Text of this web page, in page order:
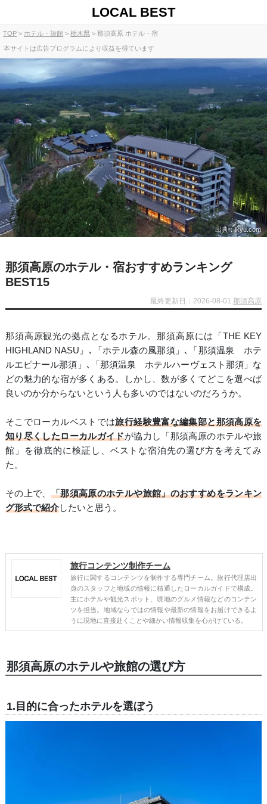
LOCAL BEST
TOP ホテル・旅館 栃木県 那須高原 ホテル・宿
本サイトは広告プログラムにより収益を得ています
出典：ikyu.com
那須高原のホテル・宿おすすめランキング
BEST15
最終更新日：2026-08-01 那須高原
那須高原観光の拠点となるホテル。那須高原には「THE KEY
HIGHLAND NASU」､「ホテル森の風那須」､「那須温泉 ホテ
ルエピナール那須」､「那須温泉 ホテルハーヴェスト那須」な
どの魅力的な宿が多くある。しかし、数が多くてどこを選べば
良いのか分からないという人も多いのではないのだろうか。
そこでローカルベストでは旅行経験豊富な編集部と那須高原を
知り尽くしたローカルガイドが協力し「那須高原のホテルや旅
館」を徹底的に検証し、ベストな宿泊先の選び方を考えてみ
た。
その上で、 「那須高原のホテルや旅館」のおすすめをランキン
グ形式で紹介したいと思う。
旅行コンテンツ制作チーム
旅行に関するコンテンツを制作する専門チーム。旅行代理店出
身のスタッフと地域の情報に精通したローカルガイドで構成。
主にホテルや観光スポット、現地のグルメ情報などのコンテン
ツを担当。地域ならではの情報や最新の情報をお届けできるよ
うに現地に直接赴くことや細かい情報収集を心がけている。
那須高原のホテルや旅館の選び方
1.目的に合ったホテルを選ぼう